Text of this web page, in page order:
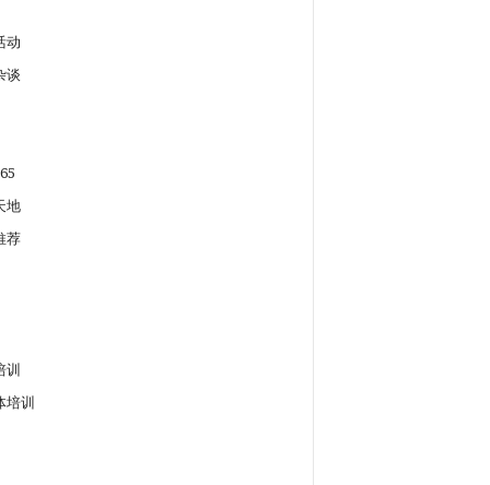
动
谈
地
荐
训
培训